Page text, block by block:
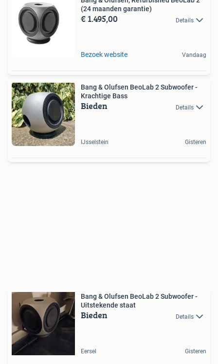
(24 maanden garantie)
€ 1.495,00 Details
Bezoek website Vandaag
Bang & Olufsen BeoLab 2 Subwoofer -
Krachtige Bass
Bieden Details
IJsselstein Gisteren
Bang & Olufsen BeoLab 2 Subwoofer -
Uitstekende staat
Bieden Details
Eersel Gisteren